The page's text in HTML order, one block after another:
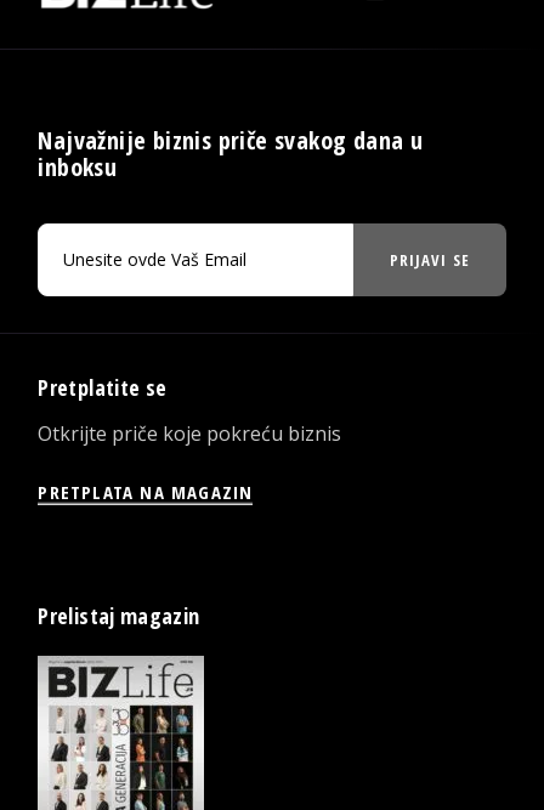
Najvažnije biznis priče svakog dana u
inboksu
PRIJAVI SE
Pretplatite se
Otkrijte priče koje pokreću biznis
PRETPLATA NA MAGAZIN
Prelistaj magazin